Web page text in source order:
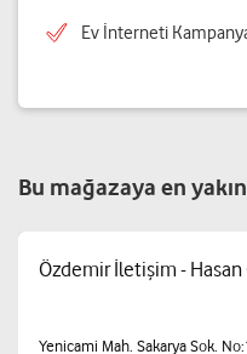
Ev İnterneti
Bu mağazaya en
Özdemir İletişim -
Yenicami Mah. Sakarya Sok.